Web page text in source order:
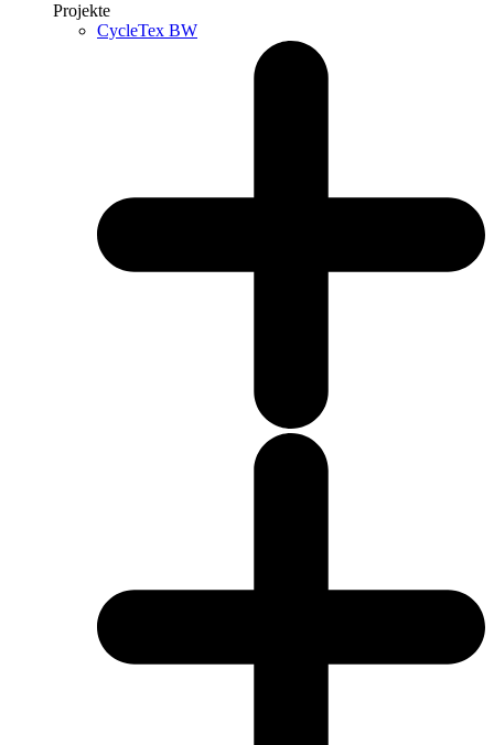
Projekte
CycleTex BW